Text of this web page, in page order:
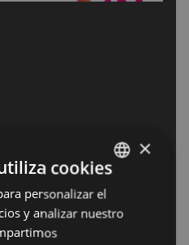
BASQUE
SPANISH
×
cookies
personalizar el
y analizar nuestro